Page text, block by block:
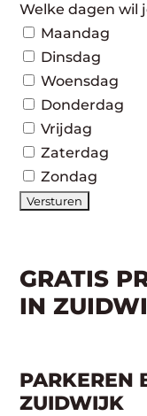
Welke dagen wil
Maandag
Dinsdag
Woensdag
Donderdag
Vrijdag
Zaterdag
Zondag
GRATIS
IN
PARKEREN
ZUIDWIJK